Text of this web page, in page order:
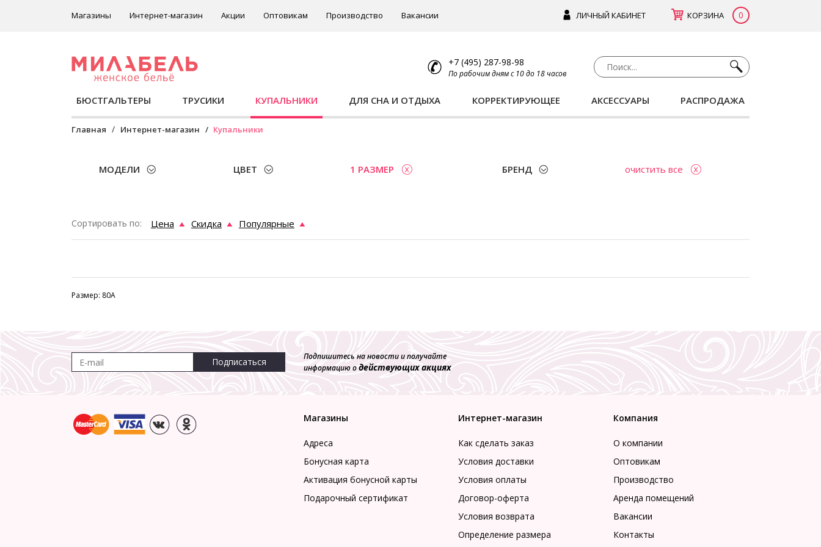
ЛИЧНЫЙ КАБИНЕТ КОРЗИНА 0
Магазины Интернет-магазин Акции Оптовикам Производство Вакансии
+7 (495) 287-98-98
По рабочим дням с 10 до 18 часов
БЮСТГАЛЬТЕРЫ ТРУСИКИ КУПАЛЬНИКИ ДЛЯ СНА И ОТДЫХА КОРРЕКТИРУЮЩЕЕ АКСЕССУАРЫ РАСПРОДАЖА
Главная Интернет-магазин Купальники
МОДЕЛИ ЦВЕТ 1 РАЗМЕР БРЕНД очистить все
Сортировать по: Цена Скидка Популярные
Размер: 80A
Подписаться
Подпишитесь на новости и получайте
информацию одействующих акциях
Магазины
Адреса
Бонусная карта
Активация бонусной карты
Подарочный сертификат
Интернет-магазин
Как сделать заказ
Условия доставки
Условия оплаты
Договор-оферта
Условия возврата
Определение размера
Компания
О компании
Оптовикам
Производство
Аренда помещений
Вакансии
Контакты